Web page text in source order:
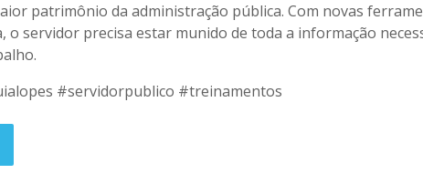
patrimônio da administração pública. Com novas
o servidor precisa estar munido de toda a informação
#servidorpublico #treinamentos